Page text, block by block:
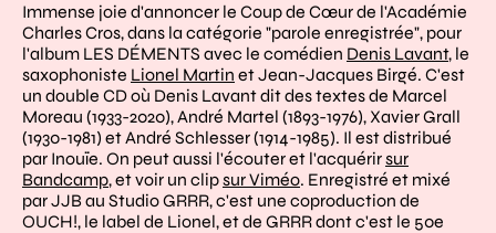
Immense joie d'annoncer le Coup de Cœur de l'Académie
Charles Cros, dans la catégorie "parole enregistrée", pour
l'album LES DÉMENTS avec le comédien Denis Lavant, le
saxophoniste Lionel Martin et Jean-Jacques Birgé. C'est
un double CD où Denis Lavant dit des textes de Marcel
Moreau (1933-2020), André Martel (1893-1976), Xavier Grall
(1930-1981) et André Schlesser (1914-1985). Il est distribué
par Inouïe. On peut aussi l'écouter et l'acquérirsur
Bandcamp, et voir un clipsur Viméo. Enregistré et mixé
par JJB au Studio GRRR, c'est une coproduction de
OUCH!, le label de Lionel, et de GRRR dont c'est le 50e